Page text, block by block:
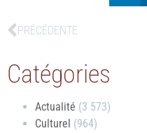
PRÉCÉDENTE
Catégories
Actualité (3 573)
Culturel (964)